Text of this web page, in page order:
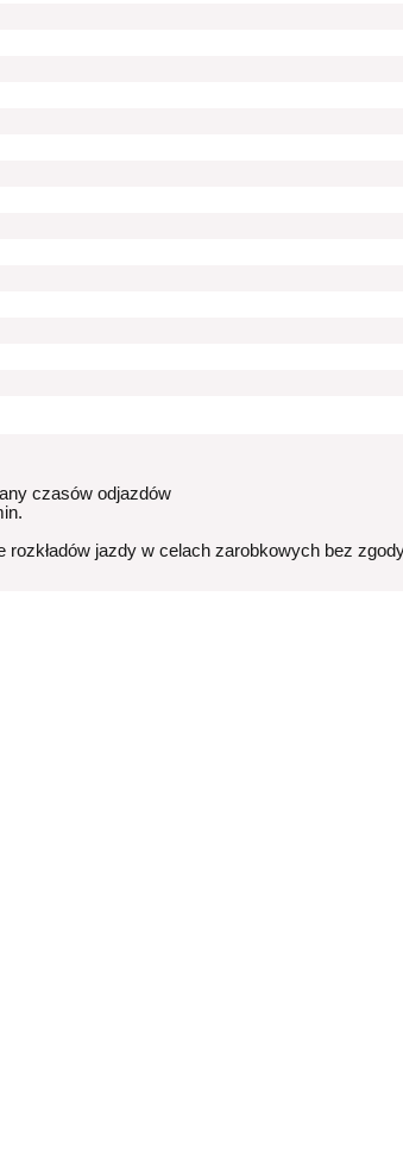
czasów odjazdów
rozkładów jazdy w celach zarobkowych bez